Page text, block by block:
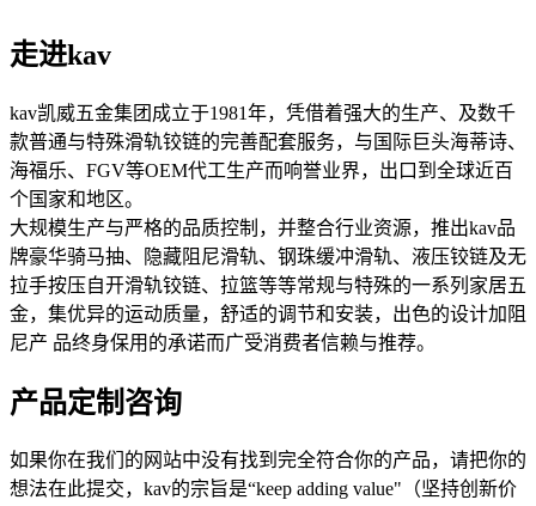
走进kav
kav凯威五金集团成立于1981年，凭借着强大的生产、及数千
款普通与特殊滑轨铰链的完善配套服务，与国际巨头海蒂诗、
海福乐、FGV等OEM代工生产而响誉业界，出口到全球近百
个国家和地区。
大规模生产与严格的品质控制，并整合行业资源，推出kav品
牌豪华骑马抽、隐藏阻尼滑轨、钢珠缓冲滑轨、液压铰链及无
拉手按压自开滑轨铰链、拉篮等等常规与特殊的一系列家居五
金，集优异的运动质量，舒适的调节和安装，出色的设计加阻
尼产 品终身保用的承诺而广受消费者信赖与推荐。
产品定制咨询
如果你在我们的网站中没有找到完全符合你的产品，请把你的
想法在此提交，kav的宗旨是“keep adding value"（坚持创新价